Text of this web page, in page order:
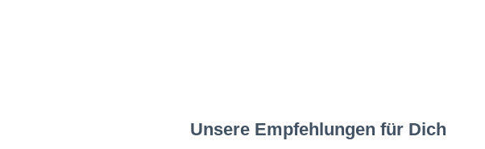
Unsere Empfehlungen für Dich